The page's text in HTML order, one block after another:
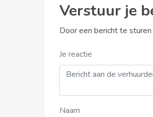
Verstuur je
Door een bericht te sturen
Je reactie
Naam